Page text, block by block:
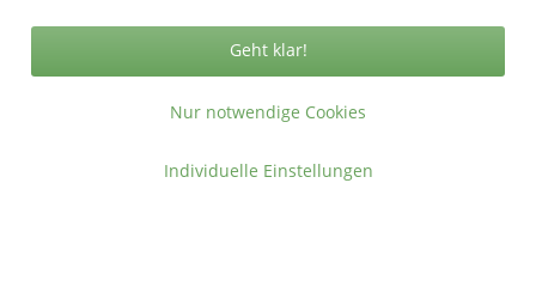
Nur notwendige Cookies
Geht klar!
Individuelle Einstellungen